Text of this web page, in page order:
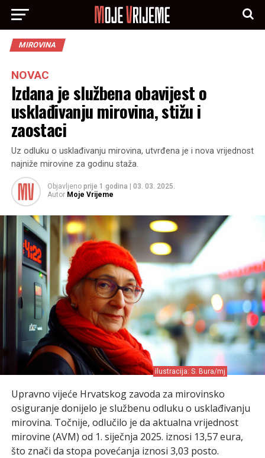
MIROVINA
NOVAC
Izdana je službena obavijest o
usklađivanju mirovina, stižu i
zaostaci
Uz odluku o usklađivanju mirovina, utvrđena je i nova vrijednost
najniže mirovine za godinu staža.
Objavljeno prije 1 godina
03. 03. 2025.
Autor Moje Vrijeme
ilustracija: S. Bura/mj
Upravno vijeće Hrvatskog zavoda za mirovinsko
osiguranje donijelo je službenu odluku o usklađivanju
mirovina. Točnije, odlučilo je da aktualna vrijednost
mirovine (AVM) od 1. siječnja 2025. iznosi 13,57 eura,
što znači da stopa povećanja iznosi 3,03 posto.